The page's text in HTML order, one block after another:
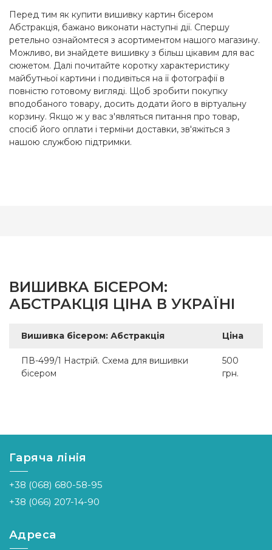
Перед тим як купити вишивку картин бісером
Абстракція, бажано виконати наступні дії. Спершу
ретельно ознайомтеся з асортиментом нашого магазину.
Можливо, ви знайдете вишивку з більш цікавим для вас
сюжетом. Далі почитайте коротку характеристику
майбутньої картини і подивіться на її фотографії в
повністю готовому вигляді. Щоб зробити покупку
вподобаного товару, досить додати його в віртуальну
корзину. Якщо ж у вас з'являться питання про товар,
спосіб його оплати і терміни доставки, зв'яжіться з
нашою службою підтримки.
ВИШИВКА БІСЕРОМ:
АБСТРАКЦІЯ ЦІНА В УКРАЇНІ
Вишивка бісером: Абстракція Ціна
ПВ-499/1 Настрій. Схема для вишивки
бісером
500
грн.
Гаряча лінія
+38 (068) 680-58-95
+38 (066) 207-14-90
Адреса